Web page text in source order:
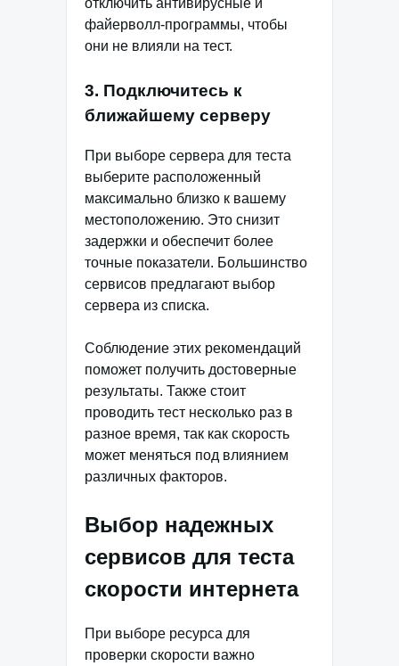
отключить антивирусные и
файерволл-программы, чтобы
они не влияли на тест.
3. Подключитесь к
ближайшему серверу
При выборе сервера для теста
выберите расположенный
максимально близко к вашему
местоположению. Это снизит
задержки и обеспечит более
точные показатели. Большинство
сервисов предлагают выбор
сервера из списка.
Соблюдение этих рекомендаций
поможет получить достоверные
результаты. Также стоит
проводить тест несколько раз в
разное время, так как скорость
может меняться под влиянием
различных факторов.
Выбор надежных
сервисов для теста
скорости интернета
При выборе ресурса для
проверки скорости важно